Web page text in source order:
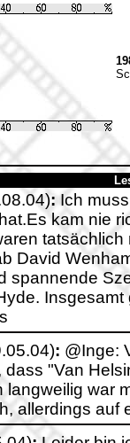
: Ich
kam nie
David
spannende
: @Inge:
dass "Van
langweilig war
allerdings auf